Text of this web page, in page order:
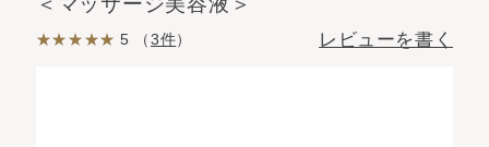
5 （3件） レビューを書く